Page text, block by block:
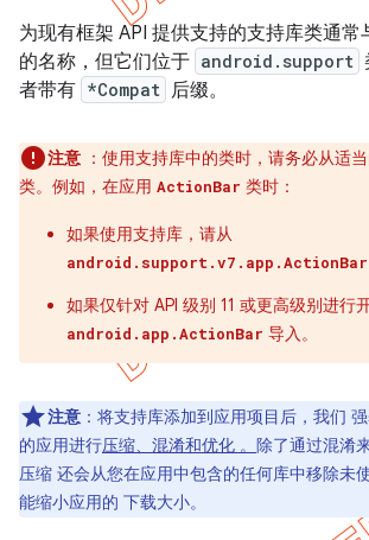
为现有框架 API 提供支持的支持库类通常
的名称，但它们位于 android.support
者带有 *Compat 后缀。
注意 ：使用支持库中的类时，请务必从适
类。例如，在应用 ActionBar 类时：
如果使用支持库，请从
android.support.v7.app.ActionBar
如果仅针对 API 级别 11 或更高级别进行
android.app.ActionBar 导入。
注意 ：将支持库添加到应用项目后，我们
的应用进行压缩、混淆和优化 。 除了通过混淆
压缩 还会从您在应用中包含的任何库中移除未
能缩小应用的 下载大小。